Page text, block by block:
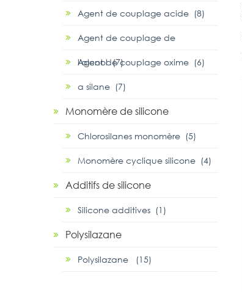
Agent de couplage acide (8)
Agent de couplage de
l'alcool (7)
Agent de couplage oxime (6)
α silane (7)
Monomère de silicone
Chlorosilanes monomère (5)
Monomère cyclique silicone (4)
Additifs de silicone
Silicone additives (1)
Polysilazane
Polysilazane (15)